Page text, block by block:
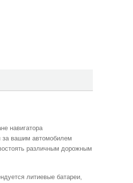
навигатора
за вашим автомобилем
различным дорожным
литиевые батареи,